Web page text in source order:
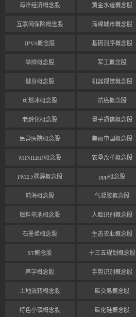
海洋经济概念股 黄金水道概念股
互联网保险概念股 海绵城市概念股
IPV6概念股 基因测序概念股
举牌概念股 军工概念股
健身概念股 机器视觉概念股
可燃冰概念股 抗癌概念股
老龄化概念股 量子通信概念股
民营医院概念股 美丽中国概念股
MINILED概念股 农垦改革概念股
PM2.5雾霾概念股 ppp概念股
前海概念股 气凝胶概念股
燃料电池概念股 人脸识别概念股
石墨烯概念股 生态农业概念股
ST概念股 十三五规划概念股
声学概念股 手势识别概念股
土地流转概念股 碳交易概念股
特色小镇概念股 碳化硅概念股